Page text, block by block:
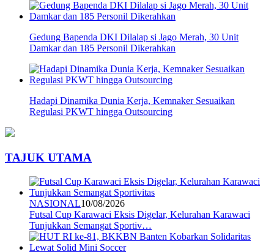
Gedung Bapenda DKI Dilalap si Jago Merah, 30 Unit
Damkar dan 185 Personil Dikerahkan
Hadapi Dinamika Dunia Kerja, Kemnaker Sesuaikan
Regulasi PKWT hingga Outsourcing
TAJUK UTAMA
NASIONAL10/08/2026
Futsal Cup Karawaci Eksis Digelar, Kelurahan Karawaci
Tunjukkan Semangat Sportiv…